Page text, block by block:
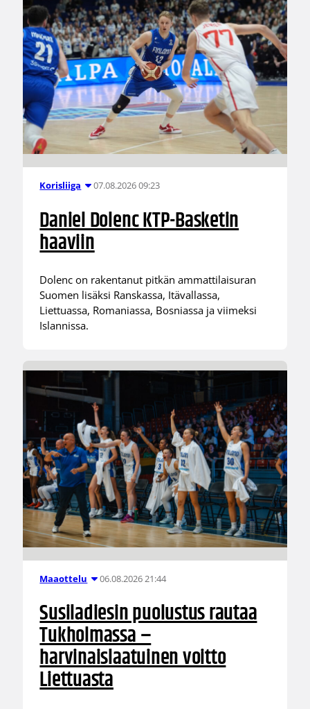
Korisliiga 07.08.2026 09:23
Daniel Dolenc KTP-Basketin
haaviin
Dolenc on rakentanut pitkän ammattilaisuran
Suomen lisäksi Ranskassa, Itävallassa,
Liettuassa, Romaniassa, Bosniassa ja viimeksi
Islannissa.
Maaottelu 06.08.2026 21:44
Susiladiesin puolustus rautaa
Tukholmassa –
harvinaislaatuinen voitto
Liettuasta